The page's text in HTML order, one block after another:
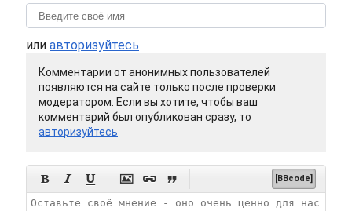
или авторизуйтесь
Комментарии от анонимных пользователей
появляются на сайте только после проверки
модератором. Если вы хотите, чтобы ваш
комментарий был опубликован сразу, то
авторизуйтесь
      [BBcode]